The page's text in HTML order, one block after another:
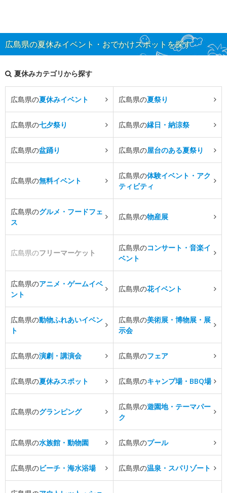
広島県の夏休みイベント・おでかけスポットを探す
夏休みカテゴリから探す
広島県の夏休みイベント 広島県の夏祭り
広島県の七夕祭り 広島県の縁日・納涼祭
広島県の盆踊り 広島県の屋台のある夏祭り
広島県の無料イベント
広島県の体験イベント・アク
ティビティ
広島県のグルメ・フードフェ
ス
広島県の物産展
広島県のフリーマーケット
広島県のコンサート・音楽イ
ベント
広島県のアニメ・ゲームイベ
ント
広島県の花イベント
広島県の動物ふれあいイベン
ト
広島県の美術展・博物展・展
示会
広島県の演劇・講演会 広島県のフェア
広島県の夏休みスポット 広島県のキャンプ場・BBQ場
広島県のグランピング
広島県の遊園地・テーマパー
ク
広島県の水族館・動物園 広島県のプール
広島県のビーチ・海水浴場 広島県の温泉・スパリゾート